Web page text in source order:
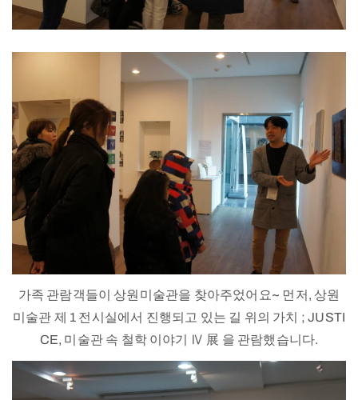
가족 관람객들이 상원미술관을 찾아주었어요~ 먼저, 상원
미술관 제 1 전시실에서 진행되고 있는 길 위의 가치 ; JUSTI
CE, 미술관 속 철학 이야기 Ⅳ 展 을 관람했습니다.